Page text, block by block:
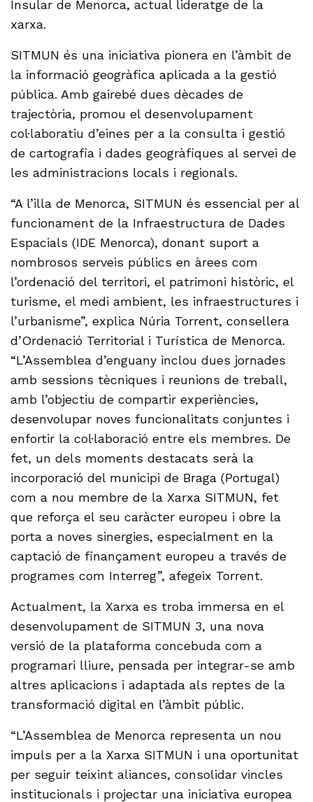
Insular de Menorca, actual lideratge de la
xarxa.
SITMUN és una iniciativa pionera en l’àmbit de
la informació geogràfica aplicada a la gestió
pública. Amb gairebé dues dècades de
trajectòria, promou el desenvolupament
col·laboratiu d’eines per a la consulta i gestió
de cartografia i dades geogràfiques al servei de
les administracions locals i regionals.
“A l’illa de Menorca, SITMUN és essencial per al
funcionament de la Infraestructura de Dades
Espacials (IDE Menorca), donant suport a
nombrosos serveis públics en àrees com
l’ordenació del territori, el patrimoni històric, el
turisme, el medi ambient, les infraestructures i
l’urbanisme”, explica Núria Torrent, consellera
d’Ordenació Territorial i Turística de Menorca.
“L’Assemblea d’enguany inclou dues jornades
amb sessions tècniques i reunions de treball,
amb l’objectiu de compartir experiències,
desenvolupar noves funcionalitats conjuntes i
enfortir la col·laboració entre els membres. De
fet, un dels moments destacats serà la
incorporació del municipi de Braga (Portugal)
com a nou membre de la Xarxa SITMUN, fet
que reforça el seu caràcter europeu i obre la
porta a noves sinergies, especialment en la
captació de finançament europeu a través de
programes com Interreg”, afegeix Torrent.
Actualment, la Xarxa es troba immersa en el
desenvolupament de SITMUN 3, una nova
versió de la plataforma concebuda com a
programari lliure, pensada per integrar-se amb
altres aplicacions i adaptada als reptes de la
transformació digital en l’àmbit públic.
“L’Assemblea de Menorca representa un nou
impuls per a la Xarxa SITMUN i una oportunitat
per seguir teixint aliances, consolidar vincles
institucionals i projectar una iniciativa europea